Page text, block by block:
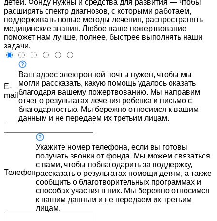
детей. Фонду нужны и средства для развития — чтобы
расширять спектр диагнозов, с которыми работаем,
поддерживать новые методы лечения, распространять
медицинские знания. Любое ваше пожертвование
поможет нам лучше, полнее, быстрее выполнять наши
задачи.
E-
mail
Ваш адрес электронной почты нужен, чтобы мы
могли рассказать, какую помощь удалось оказать
благодаря вашему пожертвованию. Мы направим
отчет о результатах лечения ребенка и письмо с
благодарностью. Мы бережно относимся к вашим
данным и не передаем их третьим лицам.
Телефон
Укажите номер телефона, если вы готовы
получать звонки от фонда. Мы можем связаться
с вами, чтобы поблагодарить за поддержку,
рассказать о результатах помощи детям, а также
сообщить о благотворительных программах и
способах участия в них. Мы бережно относимся
к вашим данным и не передаем их третьим
лицам.